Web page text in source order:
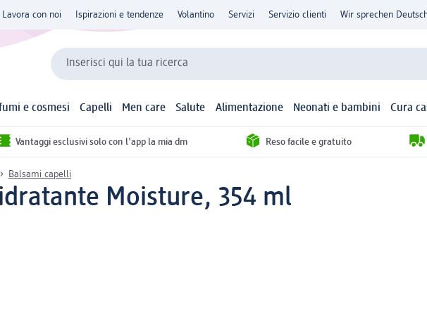
Lavora con noi Ispirazioni e tendenze Volantino Servizi Servizio clienti Wir sprechen
Inserisci qui la tua ricerca
e cosmesi Capelli Men care Salute Alimentazione Neonati e bambini Cura
Vantaggi esclusivi solo con l'app la mia dm Reso facile e gratuito
Balsami capelli
Moisture, 354 ml